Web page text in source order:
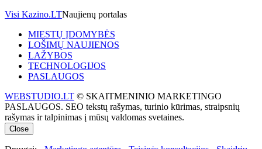
Visi Kazino.LTNaujienų portalas
MIESTŲ ĮDOMYBĖS
LOŠIMŲ NAUJIENOS
LAŽYBOS
TECHNOLOGIJOS
PASLAUGOS
WEBSTUDIO.LT © SKAITMENINIO MARKETINGO
PASLAUGOS. SEO tekstų rašymas, turinio kūrimas, straipsnių
rašymas ir talpinimas į mūsų valdomas svetaines.
Close